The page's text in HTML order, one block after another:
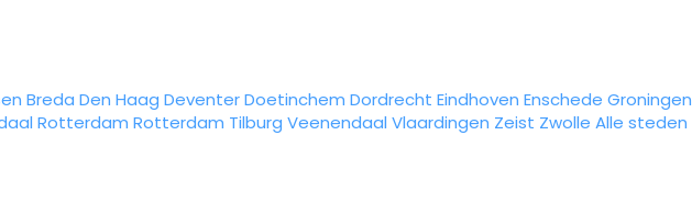
Breda Den Haag DeventerDoetinchem Dordrecht Eindhoven Enschede Groningen
Rotterdam Rotterdam Tilburg Veenendaal Vlaardingen Zeist Zwolle Alle steden